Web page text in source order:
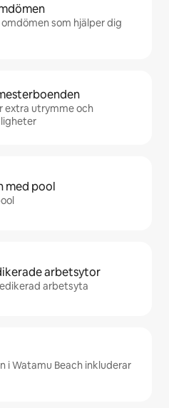
som hjälper dig
extra utrymme och
med pool
arbetsytor
arbetsyta
i Watamu Beach inkluderar